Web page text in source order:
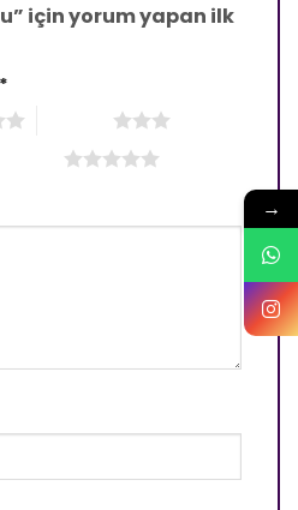
için yorum yapan ilk
*
→